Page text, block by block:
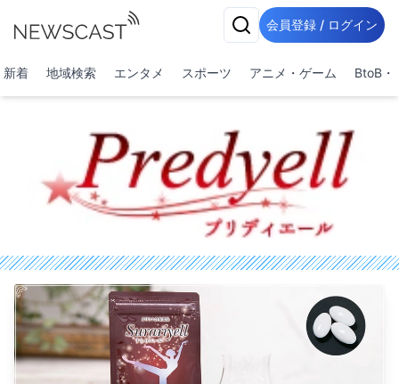
会員登録 / ログイン
新着 地域検索 エンタメ スポーツ アニメ・ゲーム BtoB・